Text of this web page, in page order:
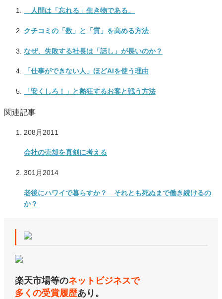
人間は「忘れる」生き物である。
クチコミの「数」と「質」を高める方法
なぜ、失敗する社長は「話し」が長いのか？
「仕事ができない人」ほどAIを使う理由
「安くしろ！」と熱狂するお客と戦う方法
関連記事
208月 2011
会社の売却を真剣に考える
301月 2014
老後にハワイで暮らすか？ それとも死ぬまで働き続けるの
か？
楽天市場等のネットビジネスで
多くの受賞履歴あり。